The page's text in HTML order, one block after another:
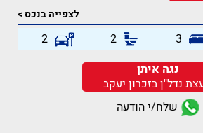
לצפייה בנכס >
3
2
2
נגה איתן
נדל"ן בזכרון יעקב
שלח/י הודעה